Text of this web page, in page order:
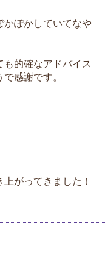
かぽかしていてなや
的確なアドバイス
感謝です。
がってきました！